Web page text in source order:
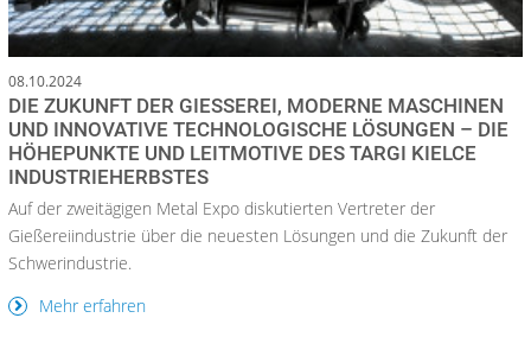
08.10.2024
DIE ZUKUNFT DER GIESSEREI, MODERNE MASCHINEN U
ND INNOVATIVE TECHNOLOGISCHE LÖSUNGEN – DIE H
ÖHEPUNKTE UND LEITMOTIVE DES TARGI KIELCE I
NDUSTRIEHERBSTES
Auf der zweitägigen Metal Expo diskutierten Vertreter der
Gießereiindustrie über die neuesten Lösungen und die Zukunft der
Schwerindustrie.
Mehr erfahren